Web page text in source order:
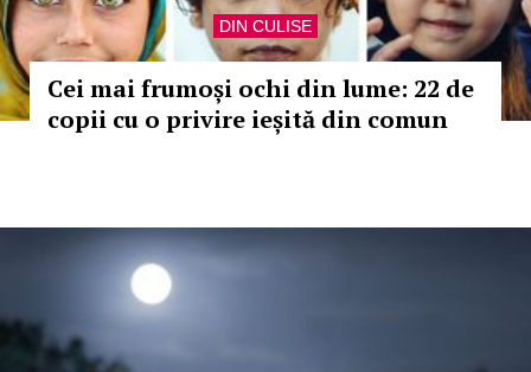
DIN CULISE
Cei mai frumoși ochi din lume: 22 de
copii cu o privire ieșită din comun